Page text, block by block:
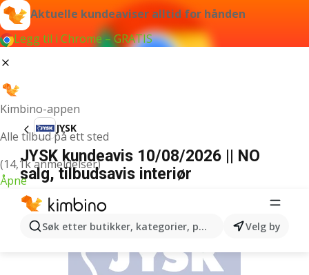
Aktuelle kundeaviser alltid for hånden
Legg til i Chrome – GRATIS
Kimbino-appen
Alle tilbud på ett sted
(14,1k anmeldelser)
Åpne
Søk etter butikker, kategorier, produkter...Velg by
JYSK
JYSK kundeavis 10/08/2026 || NO
salg, tilbudsavis interiør